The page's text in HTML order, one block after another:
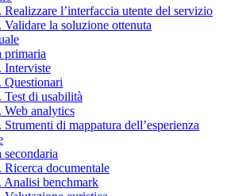
Realizzare l’interfaccia utente del servizio
Validare la soluzione ottenuta
primaria
Interviste
Questionari
Test di usabilità
Web analytics
Strumenti di mappatura dell’esperienza
Ricerca documentale
Analisi benchmark